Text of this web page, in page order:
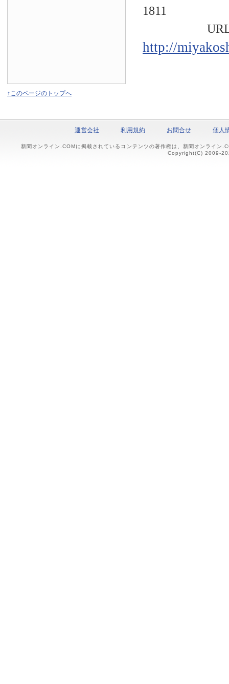
1811
URL
http://
↑このページのトップへ
運営会社 利用規約 お問合せ 個人
新聞オンライン.COMに掲載されているコンテンツの著作権は、新聞オンライン
Copyright(C) 2009-